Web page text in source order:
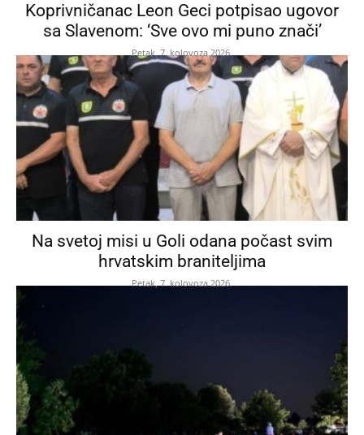
Koprivničanac Leon Geci potpisao ugovor
sa Slavenom: ‘Sve ovo mi puno znači’
Petak, 7. kolovoza 2026.
Na svetoj misi u Goli odana počast svim
hrvatskim braniteljima
Petak, 7. kolovoza 2026.